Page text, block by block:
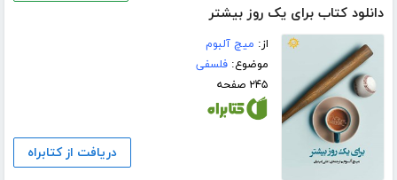
دانلود کتاب برای یک روز بیشتر
از: میچ آلبوم
موضوع:فلسفی
۲۴۵ صفحه
دریافت از کتابراه